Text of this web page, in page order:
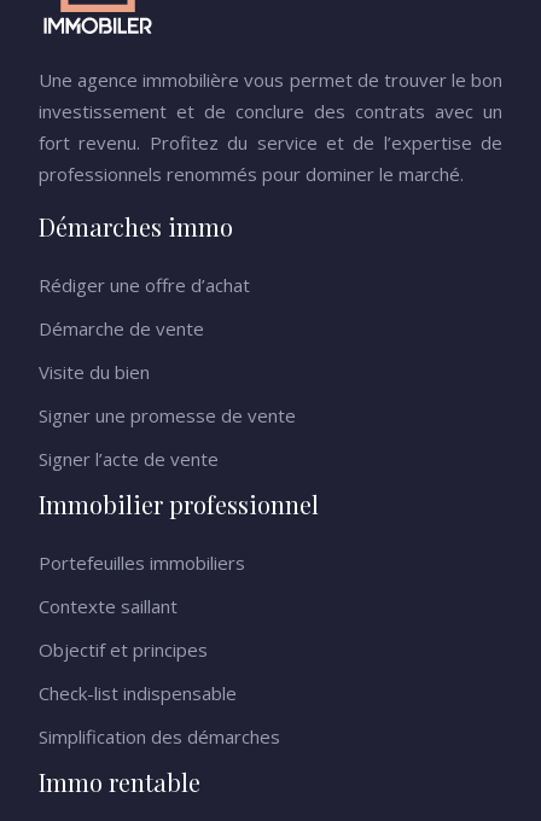
Une agence immobilière vous permet de trouver le bon
investissement et de conclure des contrats avec un
fort revenu. Profitez du service et de l’expertise de
professionnels renommés pour dominer le marché.
Démarches immo
Rédiger une offre d’achat
Démarche de vente
Visite du bien
Signer une promesse de vente
Signer l’acte de vente
Immobilier professionnel
Portefeuilles immobiliers
Contexte saillant
Objectif et principes
Check-list indispensable
Simplification des démarches
Immo rentable